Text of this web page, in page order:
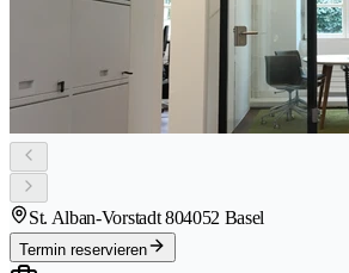
St. Alban-Vorstadt 804052 Basel
Termin reservieren